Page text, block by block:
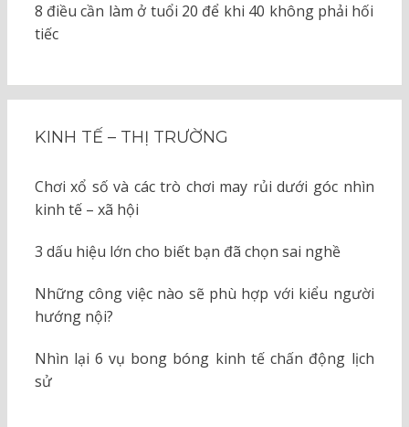
8 điều cần làm ở tuổi 20 để khi 40 không phải hối
tiếc
KINH TẾ – THỊ TRƯỜNG
Chơi xổ số và các trò chơi may rủi dưới góc nhìn
kinh tế – xã hội
3 dấu hiệu lớn cho biết bạn đã chọn sai nghề
Những công việc nào sẽ phù hợp với kiểu người
hướng nội?
Nhìn lại 6 vụ bong bóng kinh tế chấn động lịch
sử